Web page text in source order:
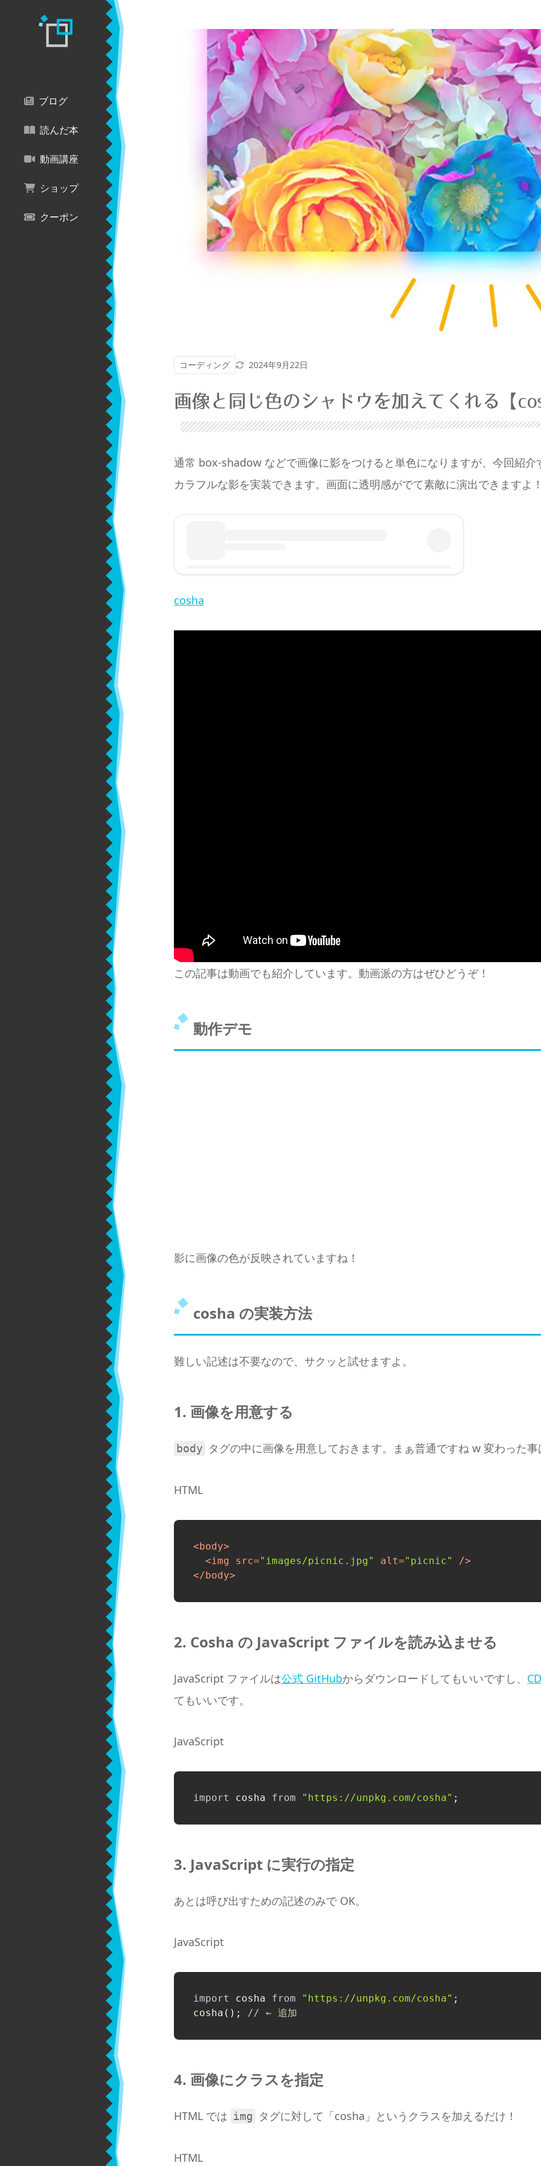
ブログ
読んだ本
動画講座
ショップ
クーポン
コーディング 更新日
2024年9月22日
画像と同じ色のシャドウを加えてくれる【
通常 box-shadow などで画像に影をつけると単色になりますが、今回紹
カラフルな影を実装できます。画面に透明感がでて素敵に演出できますよ！
cosha
この記事は動画でも紹介しています。動画派の方はぜひどうぞ！
動作デモ
影に画像の色が反映されていますね！
cosha の実装方法
難しい記述は不要なので、サクッと試せますよ。
1. 画像を用意する
body タグの中に画像を用意しておきます。まぁ普通ですね w 変わった事
HTML
<body>
<img src="images/picnic.jpg" alt="picnic"
/>
</body>
2. Cosha の JavaScript ファイルを読み込ませる
JavaScript ファイルは公式 GitHubからダウンロードしてもいいですし、
てもいいです。
JavaScript
import cosha from "https://unpkg.com/cosha"
3. JavaScript に実行の指定
あとは呼び出すための記述のみで OK。
JavaScript
import cosha from "https://unpkg.com/cosha" ;
cosha(); // ← 追加
4. 画像にクラスを指定
HTML では img タグに対して「cosha」というクラスを加えるだけ！
HTML